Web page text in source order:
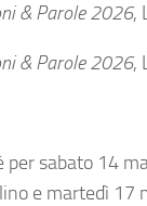
& Parole 2026,
& Parole 2026,
per sabato 14
e martedì